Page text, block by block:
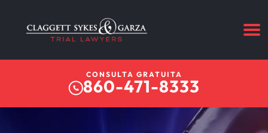
CONSULTA GRATUITA
860-471-8333